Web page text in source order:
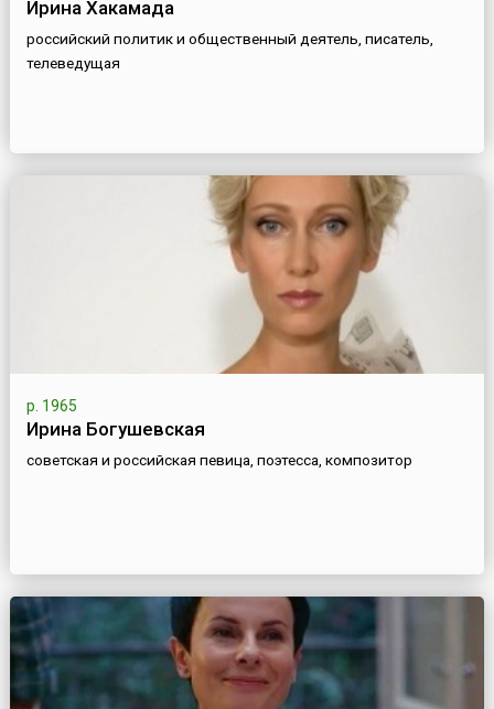
Ирина Хакамада
российский политик и общественный деятель, писатель,
телеведущая
р. 1965
Ирина Богушевская
советская и российская певица, поэтесса, композитор